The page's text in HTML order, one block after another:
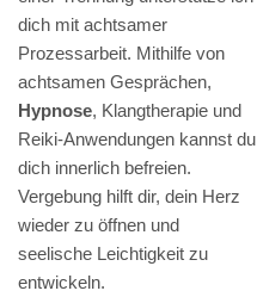
dich mit achtsamer
Prozessarbeit. Mithilfe von
achtsamen Gesprächen,
Hypnose, Klangtherapie und
Reiki-Anwendungen kannst du
dich innerlich befreien.
Vergebung hilft dir, dein Herz
wieder zu öffnen und
seelische Leichtigkeit zu
entwickeln.